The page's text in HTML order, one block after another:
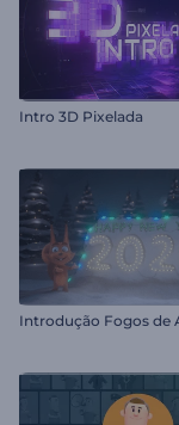
Intro 3D Pixelada